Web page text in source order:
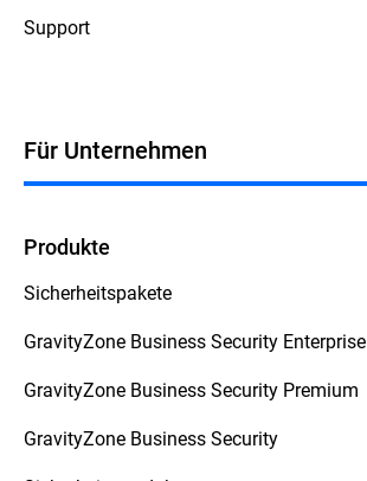
Support
Für Unternehmen
Produkte
Sicherheitspakete
GravityZone Business Security Enterprise
GravityZone Business Security Premium
GravityZone Business Security